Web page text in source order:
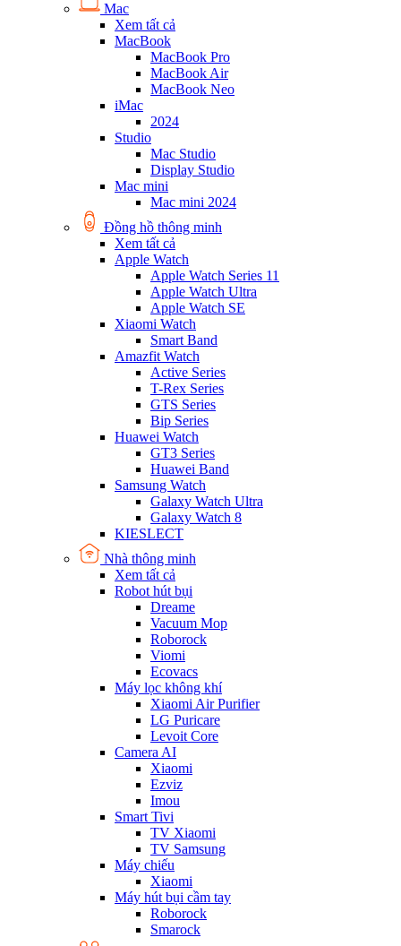
Mac
Xem tất cả
MacBook
MacBook Pro
MacBook Air
MacBook Neo
iMac
2024
Studio
Mac Studio
Display Studio
Mac mini
Mac mini 2024
Đồng hồ thông minh
Xem tất cả
Apple Watch
Apple Watch Series 11
Apple Watch Ultra
Apple Watch SE
Xiaomi Watch
Smart Band
Amazfit Watch
Active Series
T-Rex Series
GTS Series
Bip Series
Huawei Watch
GT3 Series
Huawei Band
Samsung Watch
Galaxy Watch Ultra
Galaxy Watch 8
KIESLECT
Nhà thông minh
Xem tất cả
Robot hút bụi
Dreame
Vacuum Mop
Roborock
Viomi
Ecovacs
Máy lọc không khí
Xiaomi Air Purifier
LG Puricare
Levoit Core
Camera AI
Xiaomi
Ezviz
Imou
Smart Tivi
TV Xiaomi
TV Samsung
Máy chiếu
Xiaomi
Máy hút bụi cầm tay
Roborock
Smarock